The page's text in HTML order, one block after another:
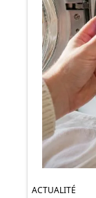
ACTUALITÉ